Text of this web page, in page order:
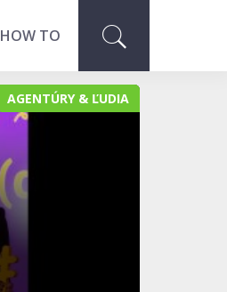
HOW TO
AGENTÚRY & ĽUDIA